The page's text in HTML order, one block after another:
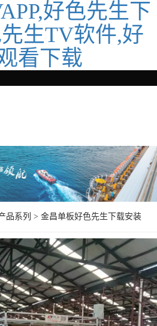
好色先生下
生TV软件,好
看下载
品系列 > 金昌单板好色先生下载安装